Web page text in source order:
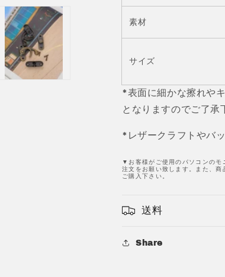
JPC0140-
1
数
を
減
す
1
を
増
す
素材
サイズ
*表面に細かな擦れや
となりますのでご了承
*レザークラフトやバ
▼お客様がご使用のパソコンのモ
注文をお願い致します。また、
ご購入下さい。
送料
Share